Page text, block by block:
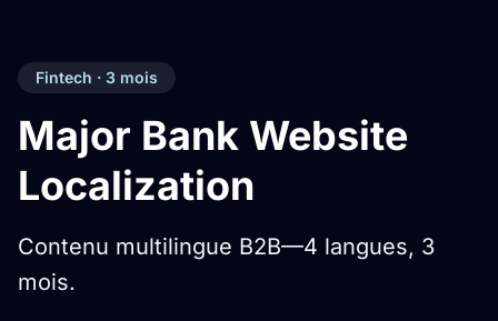
Fintech · 3 mois
Major Bank Website
Localization
Contenu multilingue B2B—4 langues, 3
mois.